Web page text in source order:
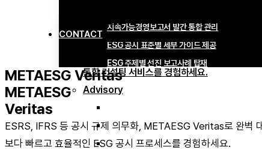
지속가능경영보고서 발간 통합 관리
ESG 공시 표준별 세부 가이드 제공
ESG 주제별 선진 보고사례 탑재
지속가능경영보고서 발간부터
통합 컨설팅 서비스를 경험하세요.
Advisory
ESG 공시 컨설팅
ESG 평가대응 컨설팅
CONTACT
METAESG Veritas
METAESG
Veritas
ESRS, IFRS 등 공시 규제 의무화, METAESG Veritas로 완벽
보다 빠르고 효율적인 ESG 공시 프로세스를 경험하세요.